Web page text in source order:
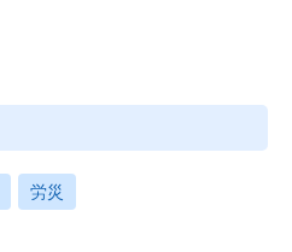
労災